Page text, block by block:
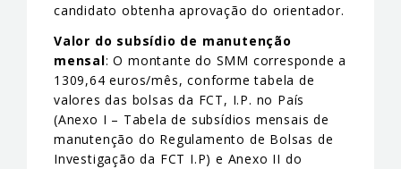
candidato obtenha aprovação do orientador.
Valor do subsídio de manutenção
mensal: O montante do SMM corresponde a
1309,64 euros/mês, conforme tabela de
valores das bolsas da FCT, I.P. no País
(Anexo I – Tabela de subsídios mensais de
manutenção do Regulamento de Bolsas de
Investigação da FCT I.P) e Anexo II do